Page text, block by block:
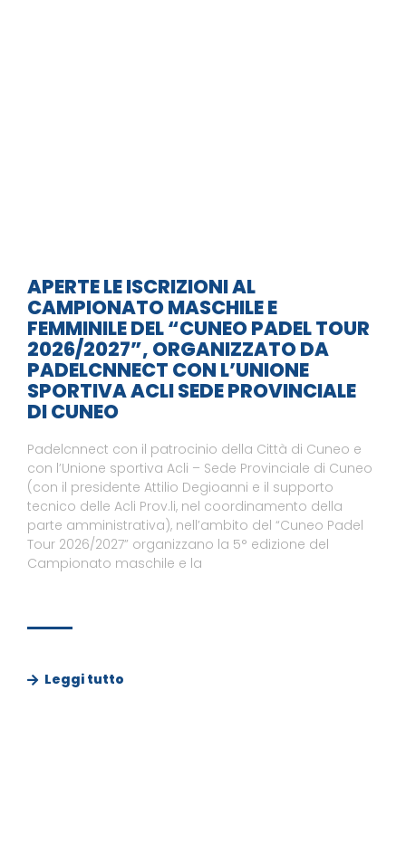
APERTE LE ISCRIZIONI AL
CAMPIONATO MASCHILE E
FEMMINILE DEL “CUNEO PADEL TOUR
2026/2027”, ORGANIZZATO DA
PADELCNNECT CON L’UNIONE
SPORTIVA ACLI SEDE PROVINCIALE
DI CUNEO
Padelcnnect con il patrocinio della Città di Cuneo e
con l’Unione sportiva Acli – Sede Provinciale di Cuneo
(con il presidente Attilio Degioanni e il supporto
tecnico delle Acli Prov.li, nel coordinamento della
parte amministrativa), nell’ambito del “Cuneo Padel
Tour 2026/2027” organizzano la 5° edizione del
Campionato maschile e la
Leggi tutto